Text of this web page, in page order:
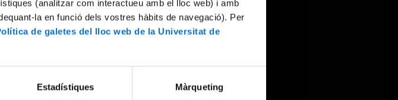
(analitzar com interactueu amb el lloc web) i amb
la en funció dels vostres hàbits de navegació). Per
de galetes del lloc web de la Universitat de
Estadístiques Màrqueting